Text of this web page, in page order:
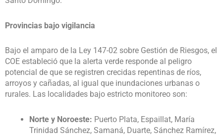
Provincias bajo vigilancia
Bajo el amparo de la Ley 147-02 sobre Gestión de Riesgos, el
COE estableció que la alerta verde responde al peligro
potencial de que se registren crecidas repentinas de ríos,
arroyos y cañadas, al igual que inundaciones urbanas o
rurales. Las localidades bajo estricto monitoreo son:
Norte y Noroeste: Puerto Plata, Espaillat, María
Trinidad Sánchez, Samaná, Duarte, Sánchez Ramírez,